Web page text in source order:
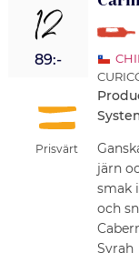
12
89:-
Prisvärt
järn
smak
och
Syrah